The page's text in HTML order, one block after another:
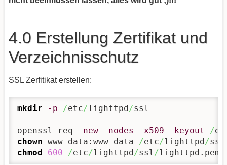
4.0 Erstellung Zertifikat und
Verzeichnisschutz
SSL Zerfitikat erstellen:
mkdir -p /etc/lighttpd /ssl
openssl req -new -nodes -x509 -keyout /
chown www-data:www-data /etc/lighttpd /ssl
chmod
600 /etc/lighttpd /ssl/lighttpd.pem